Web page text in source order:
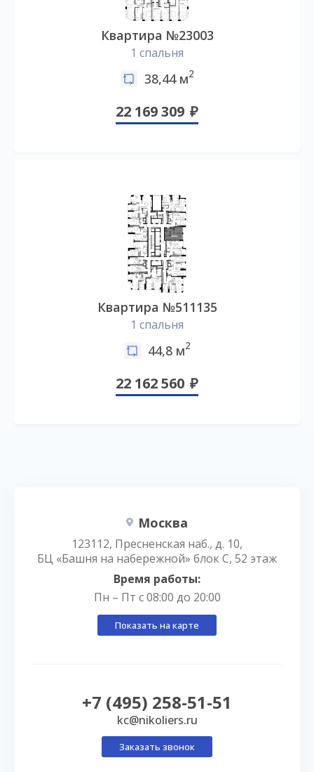
Квартира №23003
1 спальня
38,44 м2
22 169 309
Квартира №511135
1 спальня
44,8 м2
22 162 560
Москва
123112, Пресненская наб., д. 10,
БЦ «Башня на набережной» блок С, 52 этаж
Время работы:
Пн – Пт с 08:00 до 20:00
Показать на карте
+7 (495) 258-51-51
kc@nikoliers.ru
Заказать звонок